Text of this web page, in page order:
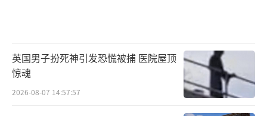
英国男子扮死神引发恐慌被捕 医院屋顶
惊魂
2026-08-07 14:57:57